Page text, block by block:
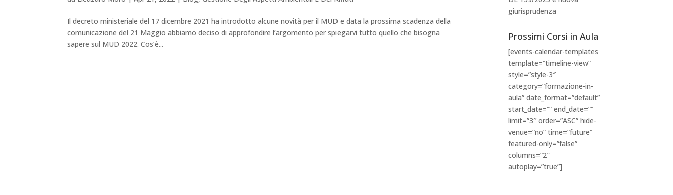
Il decreto ministeriale del 17 dicembre 2021 ha introdotto alcune novità per il MUD e data la prossima scadenza della
comunicazione del 21 Maggio abbiamo deciso di approfondire l’argomento per spiegarvi tutto quello che bisogna
sapere sul MUD 2022. Cos’è...
giurisprudenza
Prossimi Corsi in Aula
[events-calendar-templates
template=”timeline-view”
style=”style-3″
category=”formazione-in-
aula” date_format=”default”
start_date=”” end_date=””
limit=”3″ order=”ASC” hide-
venue=”no” time=”future”
featured-only=”false”
columns=”2″
autoplay=”true”]